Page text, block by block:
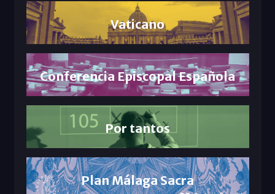
Vaticano
Conferencia Episcopal Española
Por tantos
Plan Málaga Sacra